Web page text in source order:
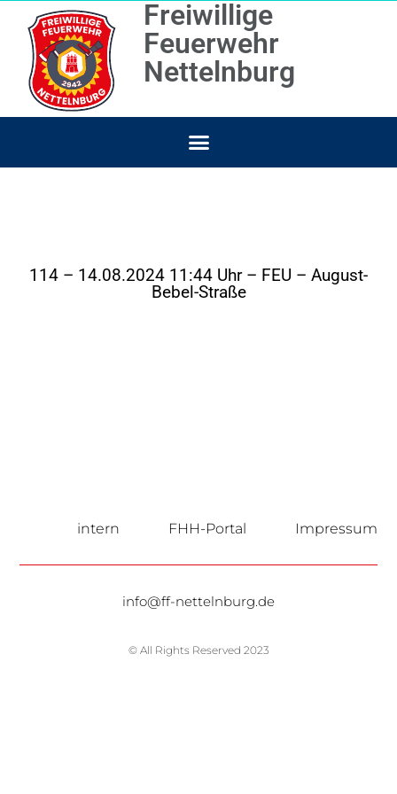
Freiwillige
Feuerwehr
Nettelnburg
114 – 14.08.2024 11:44 Uhr – FEU – August-
Bebel-Straße
intern FHH-Portal Impressum
info@ff-nettelnburg.de
© All Rights Reserved 2023